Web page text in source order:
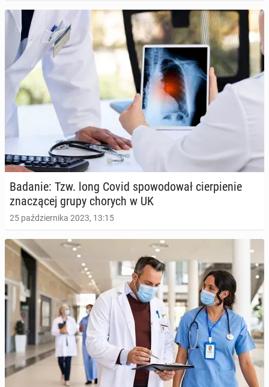
Badanie: Tzw. long Covid spo­wo­do­wał cier­pie­nie
zna­czą­cej grupy chorych w UK
25 października 2023, 13:15